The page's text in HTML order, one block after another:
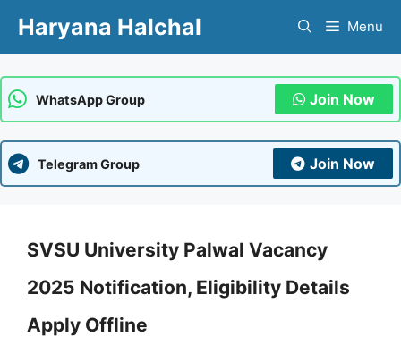
content
Haryana Halchal Menu
WhatsApp Group Join Now
Telegram Group Join Now
SVSU University Palwal Vacancy
2025 Notification, Eligibility Details
Apply Offline